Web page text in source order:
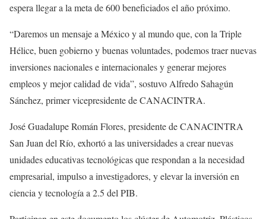
espera llegar a la meta de 600 beneficiados el año próximo.
“Daremos un mensaje a México y al mundo que, con la Triple
Hélice, buen gobierno y buenas voluntades, podemos traer nuevas
inversiones nacionales e internacionales y generar mejores
empleos y mejor calidad de vida”, sostuvo Alfredo Sahagún
Sánchez, primer vicepresidente de CANACINTRA.
José Guadalupe Román Flores, presidente de CANACINTRA
San Juan del Río, exhortó a las universidades a crear nuevas
unidades educativas tecnológicas que respondan a la necesidad
empresarial, impulso a investigadores, y elevar la inversión en
ciencia y tecnología a 2.5 del PIB.